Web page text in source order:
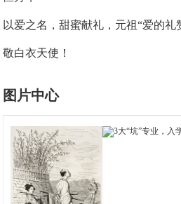
以爱之名，甜蜜献礼，元祖“爱的礼
敬白衣天使！
图片中心